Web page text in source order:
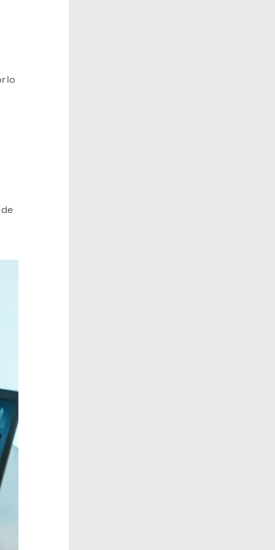
lo
de